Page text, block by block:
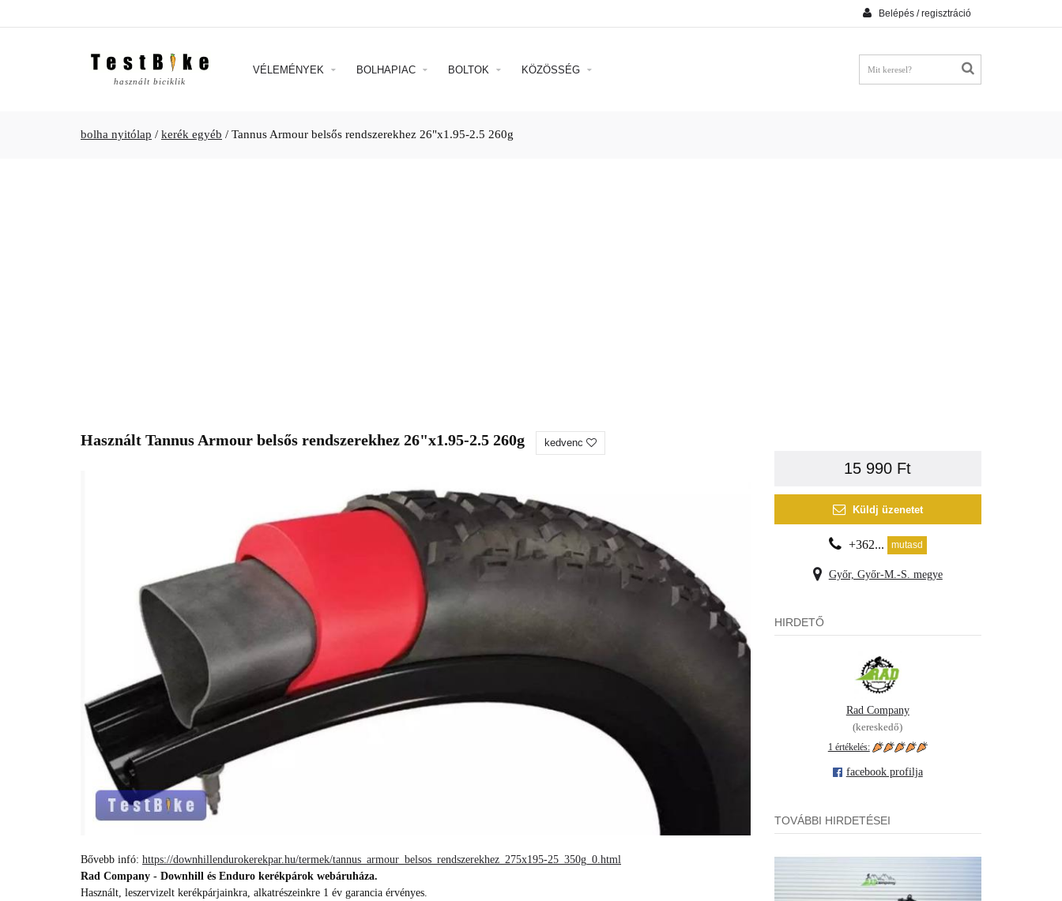
Belépés / regisztráció
használt biciklik
VÉLEMÉNYEK BOLHAPIAC BOLTOK KÖZÖSSÉG
bolha nyitólap / kerék egyéb / Tannus Armour belsős rendszerekhez 26"x1.95-2.5 260g
Használt Tannus Armour belsős rendszerekhez 26"x1.95-2.5 260g kedvenc
Bővebb infó: https://downhillendurokerekpar.hu/termek/tannus_armour_belsos_rendszerekhez_275x195-25_350g_0.html
Rad Company - Downhill és Enduro kerékpárok webáruháza.
Használt, leszervizelt kerékpárjainkra, alkatrészeinkre 1 év garancia érvényes.
15 990 Ft
Küldj üzenetet
+362... mutasd
Győr, Győr-M.-S. megye
HIRDETŐ
Rad Company
(kereskedő)
1 értékelés:
facebook profilja
TOVÁBBI HIRDETÉSEI